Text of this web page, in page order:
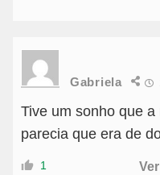
Gabriela
Tive um sonho que
parecia que era de
1